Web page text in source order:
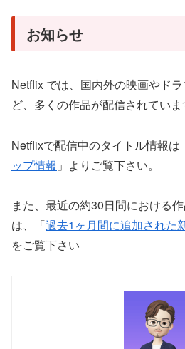
お知らせ
Netflix では、国内外の映画やド
ど、多くの作品が配信されていま
Netflixで配信中のタイトル情報は
ップ情報 」よりご覧下さい。
また、最近の約30日間における
は、「過去1ヶ月間に追加された
をご覧下さい